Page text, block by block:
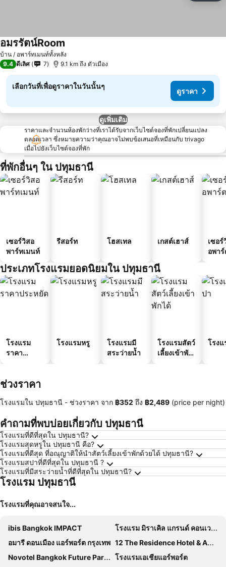
บ้าน / อพาร์ทเมนท์ทั้งหลัง
อมรรัตน์Room
9.4 ดีเลิศ 7 9.1 km ถึง ตัวเมือง
เลือกวันที่เพื่อดูราคาในวันนั้นๆ
ดูราคา
ดูเพิ่มเติม
ราคาและจำนวนห้องพักว่างที่เราได้รับจากเว็บไซต์จองที่พักเปลี่ยนแปลง
ตลอดเวลา ซึ่งหมายความว่าคุณอาจไม่พบข้อเสนอที่เหมือนกับ trivago
เมื่อไปยังเว็บไซต์จองที่พัก
ที่พักอื่นๆ ใน ปทุมธานี
เซอร์วิสอ
พาร์ทเมนท์
รีสอร์ท โฮสเทล เกสต์เฮาส์
เซอร์
อพา
ประเภทโรงแรมยอดนิยมใน ปทุมธานี
โรงแรม
ราคา
โรงแรมหรู
โรงแรมมี
สระว่ายน้ำ
โรงแรมสัตว์
เลี้ยงเข้าพัก
โรง
ช่วงราคา
โรงแรมใน ปทุมธานี - ช่วงราคา จาก ‎฿352 ถึง ‎฿2,489 (price per night)
คำถามที่พบบ่อยเกี่ยวกับ ปทุมธานี
โรงแรมที่ดีที่สุดใน ปทุมธานี?
โรงแรมสุดหรูใน ปทุมธานี คือ?
โรงแรมที่ดีสุด ที่อณุญาติให้นำสัตว์เลี้ยงเข้าพักด้วยได้ ปทุมธานี?
โรงแรมสปาที่ดีที่สุดใน ปทุมธานี ?
โรงแรมที่มีสระว่ายน้ำที่ดีที่สุดใน ปทุมธานี?
โรงแรม ปทุมธานี
โรงแรมที่คุณอาจสนใจ...
ibis Bangkok IMPACT
โรงแรม มิราเคิล แกรนด์ คอนเวนชั่น
อมารี ดอนเมือง แอร์พอร์ต กรุงเทพ 12 The Residence Hotel & Apartment - Sha
Novotel Bangkok Future Park Rangsit
โรงแรมเอเชียแอร์พอร์ต